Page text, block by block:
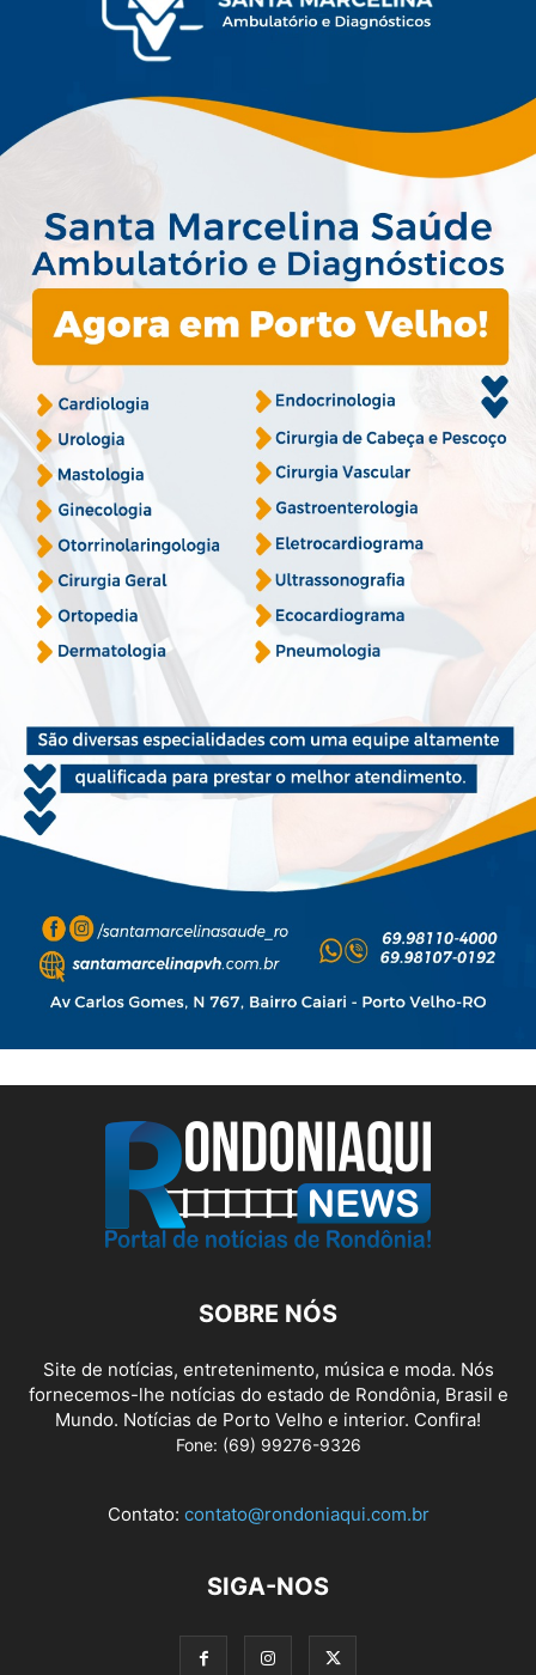
SOBRE NÓS
Site de notícias, entretenimento, música e moda. Nós
fornecemos-lhe notícias do estado de Rondônia, Brasil e
Mundo. Notícias de Porto Velho e interior. Confira!
Fone: (69) 99276-9326
Contato: contato@rondoniaqui.com.br
SIGA-NOS